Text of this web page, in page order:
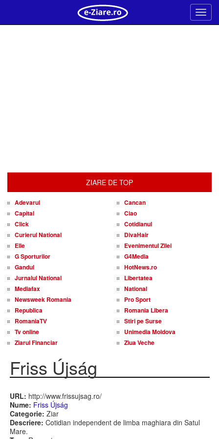
Meniu
ZIARE DE TOP
Adevarul
Cancan
Capital
Ciao
Click
Cotidianul
Curierul National
DivaHair
Elle
Evenimentul Zilei
G Sporturilor
G4Media
Gandul
HotNews.ro
Jurnalul National
Libertatea
Mediafax
National
Newsweek Romania
Pro Sport
Republica
Romania Libera
RomaniaTV
Stiri pe Surse
Tv online
Unimedia Moldova
Ziarul Financiar
Ziua Veche
Friss Újság
URL: http://www.frissujsag.ro/
Nume: Friss Újság
Categorie: Ziar
Descriere: Cotidian independent de limba maghiara din Satul
Mare.